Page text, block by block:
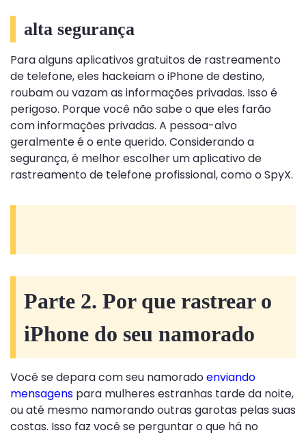
alta segurança
Para alguns aplicativos gratuitos de rastreamento
de telefone, eles hackeiam o iPhone de destino,
roubam ou vazam as informações privadas. Isso é
perigoso. Porque você não sabe o que eles farão
com informações privadas. A pessoa-alvo
geralmente é o ente querido. Considerando a
segurança, é melhor escolher um aplicativo de
rastreamento de telefone profissional, como o SpyX.
Parte 2. Por que rastrear o
iPhone do seu namorado
Você se depara com seu namoradoenviando
mensagens para mulheres estranhas tarde da noite,
ou até mesmo namorando outras garotas pelas suas
costas. Isso faz você se perguntar o que há no